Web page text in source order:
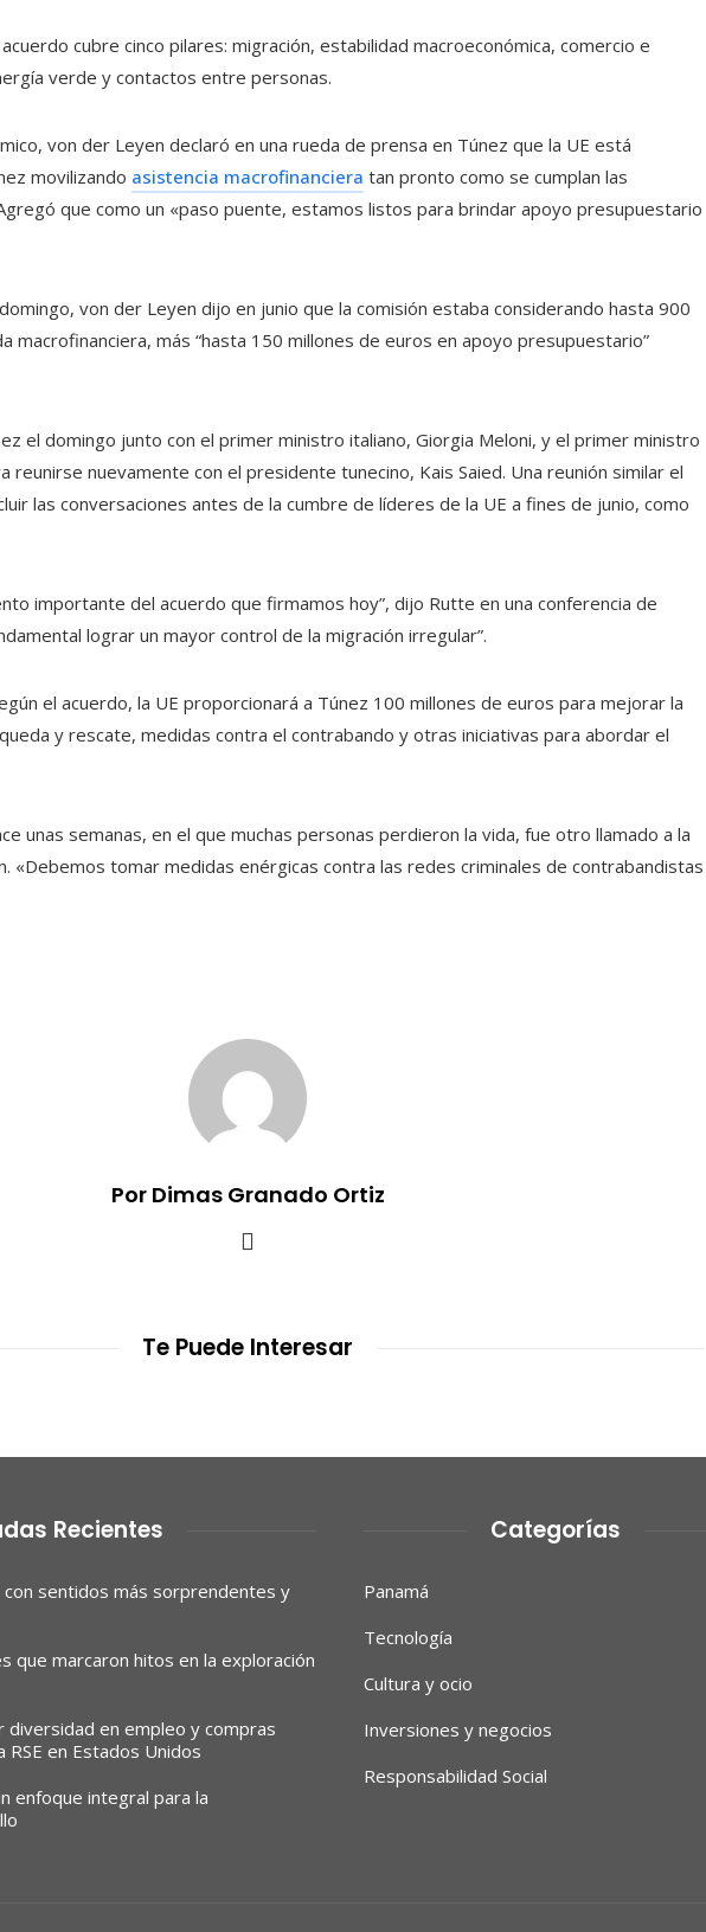
cubre cinco pilares: migración, estabilidad macroeconómica, comercio e
verde y contactos entre personas.
von der Leyen declaró en una rueda de prensa en Túnez que la UE está
movilizando asistencia macrofinanciera tan pronto como se cumplan las
que como un «paso puente, estamos listos para brindar apoyo presupuestario
von der Leyen dijo en junio que la comisión estaba considerando hasta 900
macrofinanciera, más “hasta 150 millones de euros en apoyo presupuestario”
el domingo junto con el primer ministro italiano, Giorgia Meloni, y el primer ministro
reunirse nuevamente con el presidente tunecino, Kais Saied. Una reunión similar el
las conversaciones antes de la cumbre de líderes de la UE a fines de junio, como
importante del acuerdo que firmamos hoy”, dijo Rutte en una conferencia de
lograr un mayor control de la migración irregular”.
el acuerdo, la UE proporcionará a Túnez 100 millones de euros para mejorar la
y rescate, medidas contra el contrabando y otras iniciativas para abordar el
unas semanas, en el que muchas personas perdieron la vida, fue otro llamado a la
«Debemos tomar medidas enérgicas contra las redes criminales de contrabandistas
Por Dimas Granado Ortiz
Te Puede Interesar
Recientes
con sentidos más sorprendentes y
que marcaron hitos en la exploración
diversidad en empleo y compras
en Estados Unidos
enfoque integral para la
Categorías
Panamá
Tecnología
Cultura y ocio
Inversiones y negocios
Responsabilidad Social